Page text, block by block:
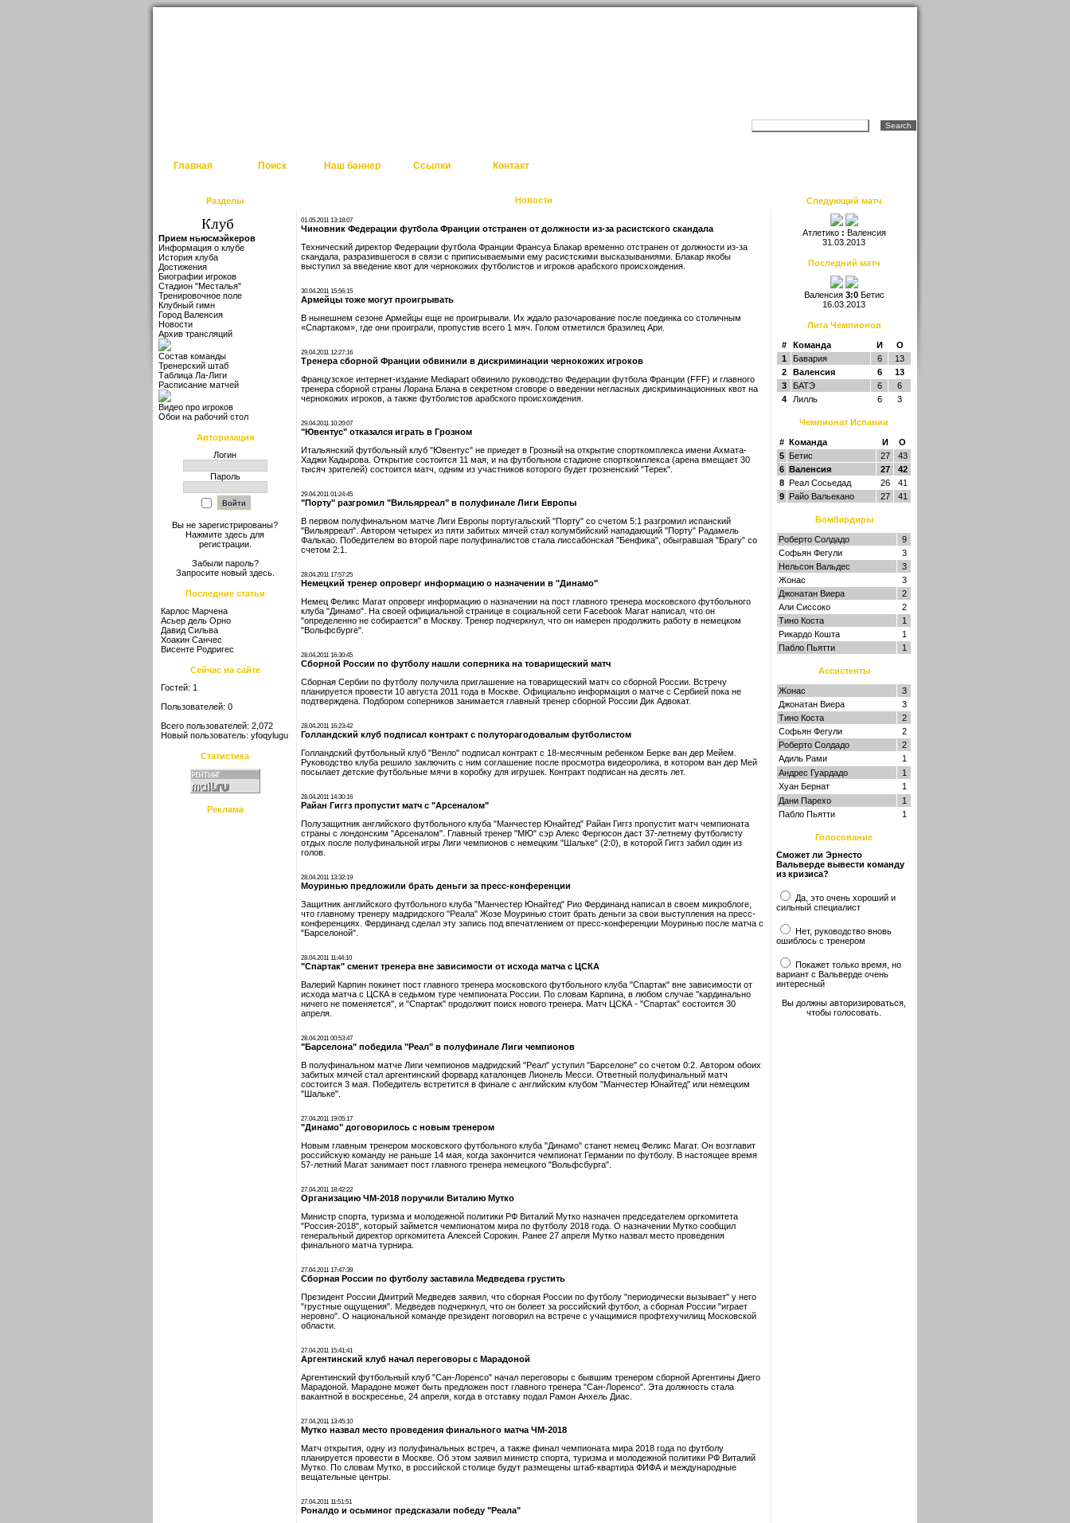
Главная Поиск Наш баннер Ссылки Контакт
Разделы
Прием ньюсмэйкеров
Информация о клубе
История клуба
Достижения
Биографии игроков
Стадион "Месталья"
Тренировочное поле
Клубный гимн
Город Валенсия
Новости
Архив трансляций
Состав команды
Тренерский штаб
Таблица Ла-Лиги
Расписание матчей
Видео про игроков
Обои на рабочий стол
Авторизация
Логин
Пароль
Вы не зарегистрированы?
Нажмите здесь для
регистрации.
Забыли пароль?
Запросите новый здесь.
Последние статьи
Карлос Марчена
Асьер дель Орно
Давид Сильва
Хоакин Санчес
Висенте Родригес
Сейчас на сайте
Гостей: 1
Пользователей: 0
Всего пользователей: 2,072
Новый пользователь: yfoqylugu
Статистика
Реклама
Новости
01.05.2011 13:18:07
Чиновник Федерации футбола Франции отстранен от должности из-за расистского скандала
Технический директор Федерации футбола Франции Франсуа Блакар временно отстранен от должности из-за
скандала, разразившегося в связи с приписываемыми ему расистскими высказываниями. Блакар якобы
выступил за введение квот для чернокожих футболистов и игроков арабского происхождения.
30.04.2011 15:56:15
Армейцы тоже могут проигрывать
В нынешнем сезоне Армейцы еще не проигрывали. Их ждало разочарование после поединка со столичным
«Спартаком», где они проиграли, пропустив всего 1 мяч. Голом отметился бразилец Ари.
29.04.2011 12:27:16
Тренера сборной Франции обвинили в дискриминации чернокожих игроков
Французское интернет-издание Mediapart обвинило руководство Федерации футбола Франции (FFF) и главного
тренера сборной страны Лорана Блана в секретном сговоре о введении негласных дискриминационных квот на
чернокожих игроков, а также футболистов арабского происхождения.
29.04.2011 10:20:07
"Ювентус" отказался играть в Грозном
Итальянский футбольный клуб "Ювентус" не приедет в Грозный на открытие спорткомплекса имени Ахмата-
Хаджи Кадырова. Открытие состоится 11 мая, и на футбольном стадионе спорткомплекса (арена вмещает 30
тысяч зрителей) состоится матч, одним из участников которого будет грозненский "Терек".
29.04.2011 01:24:45
"Порту" разгромил "Вильярреал" в полуфинале Лиги Европы
В первом полуфинальном матче Лиги Европы португальский "Порту" со счетом 5:1 разгромил испанский
"Вильярреал". Автором четырех из пяти забитых мячей стал колумбийский нападающий "Порту" Радамель
Фалькао. Победителем во второй паре полуфиналистов стала лиссабонская "Бенфика", обыгравшая "Брагу" со
счетом 2:1.
28.04.2011 17:57:25
Немецкий тренер опроверг информацию о назначении в "Динамо"
Немец Феликс Магат опроверг информацию о назначении на пост главного тренера московского футбольного
клуба "Динамо". На своей официальной странице в социальной сети Facebook Магат написал, что он
"определенно не собирается" в Москву. Тренер подчеркнул, что он намерен продолжить работу в немецком
"Вольфсбурге".
28.04.2011 16:30:45
Сборной России по футболу нашли соперника на товарищеский матч
Сборная Сербии по футболу получила приглашение на товарищеский матч со сборной России. Встречу
планируется провести 10 августа 2011 года в Москве. Официально информация о матче с Сербией пока не
подтверждена. Подбором соперников занимается главный тренер сборной России Дик Адвокат.
28.04.2011 16:23:42
Голландский клуб подписал контракт с полуторагодовалым футболистом
Голландский футбольный клуб "Венло" подписал контракт с 18-месячным ребенком Берке ван дер Мейем.
Руководство клуба решило заключить с ним соглашение после просмотра видеоролика, в котором ван дер Мей
посылает детские футбольные мячи в коробку для игрушек. Контракт подписан на десять лет.
28.04.2011 14:30:16
Райан Гиггз пропустит матч с "Арсеналом"
Полузащитник английского футбольного клуба "Манчестер Юнайтед" Райан Гиггз пропустит матч чемпионата
страны с лондонским "Арсеналом". Главный тренер "МЮ" сэр Алекс Фергюсон даст 37-летнему футболисту
отдых после полуфинальной игры Лиги чемпионов с немецким "Шальке" (2:0), в которой Гиггз забил один из
голов.
28.04.2011 13:32:19
Моуринью предложили брать деньги за пресс-конференции
Защитник английского футбольного клуба "Манчестер Юнайтед" Рио Фердинанд написал в своем микроблоге,
что главному тренеру мадридского "Реала" Жозе Моуринью стоит брать деньги за свои выступления на пресс-
конференциях. Фердинанд сделал эту запись под впечатлением от пресс-конференции Моуринью после матча с
"Барселоной".
28.04.2011 11:44:10
"Спартак" сменит тренера вне зависимости от исхода матча с ЦСКА
Валерий Карпин покинет пост главного тренера московского футбольного клуба "Спартак" вне зависимости от
исхода матча с ЦСКА в седьмом туре чемпионата России. По словам Карпина, в любом случае "кардинально
ничего не поменяется", и "Спартак" продолжит поиск нового тренера. Матч ЦСКА - "Спартак" состоится 30
апреля.
28.04.2011 00:53:47
"Барселона" победила "Реал" в полуфинале Лиги чемпионов
В полуфинальном матче Лиги чемпионов мадридский "Реал" уступил "Барселоне" со счетом 0:2. Автором обоих
забитых мячей стал аргентинский форвард каталонцев Лионель Месси. Ответный полуфинальный матч
состоится 3 мая. Победитель встретится в финале с английским клубом "Манчестер Юнайтед" или немецким
"Шальке".
27.04.2011 19:05:17
"Динамо" договорилось с новым тренером
Новым главным тренером московского футбольного клуба "Динамо" станет немец Феликс Магат. Он возглавит
российскую команду не раньше 14 мая, когда закончится чемпионат Германии по футболу. В настоящее время
57-летний Магат занимает пост главного тренера немецкого "Вольфсбурга".
27.04.2011 18:42:22
Организацию ЧМ-2018 поручили Виталию Мутко
Министр спорта, туризма и молодежной политики РФ Виталий Мутко назначен председателем оргкомитета
"Россия-2018", который займется чемпионатом мира по футболу 2018 года. О назначении Мутко сообщил
генеральный директор оргкомитета Алексей Сорокин. Ранее 27 апреля Мутко назвал место проведения
финального матча турнира.
27.04.2011 17:47:39
Сборная России по футболу заставила Медведева грустить
Президент России Дмитрий Медведев заявил, что сборная России по футболу "периодически вызывает" у него
"грустные ощущения". Медведев подчеркнул, что он болеет за российский футбол, а сборная России "играет
неровно". О национальной команде президент поговорил на встрече с учащимися профтехучилищ Московской
области.
27.04.2011 15:41:41
Аргентинский клуб начал переговоры с Марадоной
Аргентинский футбольный клуб "Сан-Лоренсо" начал переговоры с бывшим тренером сборной Аргентины Диего
Марадоной. Марадоне может быть предложен пост главного тренера "Сан-Лоренсо". Эта должность стала
вакантной в воскресенье, 24 апреля, когда в отставку подал Рамон Анхель Диас.
27.04.2011 13:45:10
Мутко назвал место проведения финального матча ЧМ-2018
Матч открытия, одну из полуфинальных встреч, а также финал чемпионата мира 2018 года по футболу
планируется провести в Москве. Об этом заявил министр спорта, туризма и молодежной политики РФ Виталий
Мутко. По словам Мутко, в российской столице будут размещены штаб-квартира ФИФА и международные
вещательные центры.
27.04.2011 11:51:51
Роналдо и осьминог предсказали победу "Реала"
Следующий матч
Атлетико: Валенсия
31.03.2013
Последний матч
Валенсия3:0 Бетис
16.03.2013
Лига Чемпионов
# Команда И
О
1
Бавария 6
13
2
Валенсия 6
13
3
БАТЭ 6
6
4
Лилль 6 3
Чемпионат Испании
# Команда И
О
5 Бетис 27
43
6 Валенсия 27
42
8 Реал Сосьедад 26
41
9 Райо Вальекано 27 41
Бомбардиры
Роберто Солдадо
9
Софьян Фегули
3
Нельсон Вальдес
3
Жонас
3
Джонатан Виера
2
Али Сиссоко
2
Тино Коста
1
Рикардо Кошта
1
Пабло Пьятти
1
Ассистенты
Жонас
3
Джонатан Виера
3
Тино Коста
2
Софьян Фегули
2
Роберто Солдадо
2
Адиль Рами
1
Андрес Гуардадо
1
Хуан Бернат
1
Дани Парехо
1
Пабло Пьятти
1
Голосование
Сможет ли Эрнесто
Вальверде вывести команду
из кризиса?
Да, это очень хороший и
сильный специалист
Нет, руководство вновь
ошиблось с тренером
Покажет только время, но
вариант с Вальверде очень
интересный
Вы должны авторизироваться,
чтобы голосовать.